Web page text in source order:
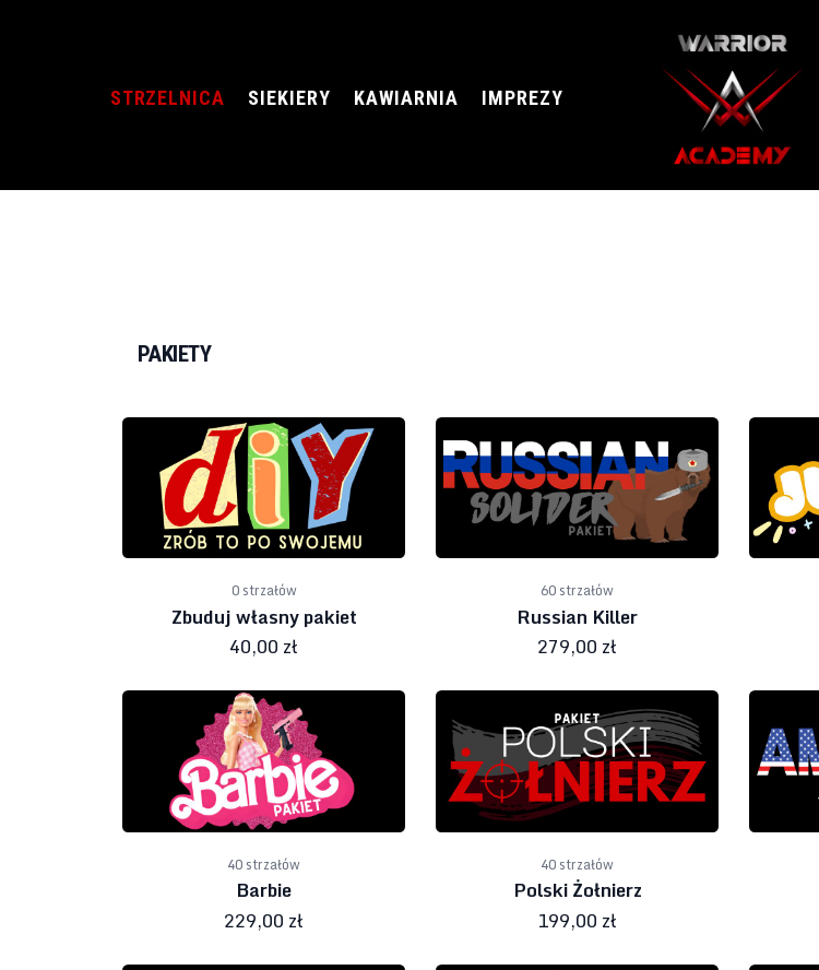
STRZELNICA SIEKIERY KAWIARNIA IMPREZY
STRZELNICA
SIEKIERY
KAWIARNIA
IMPREZY
BLOG
PAKIETY
0 strzałów
Zbuduj własny pakiet
40,00 zł
60 strzałów
Russian Killer
279,00 zł
40 strzałów
Barbie
229,00 zł
40 strzałów
Polski Żołnierz
199,00 zł